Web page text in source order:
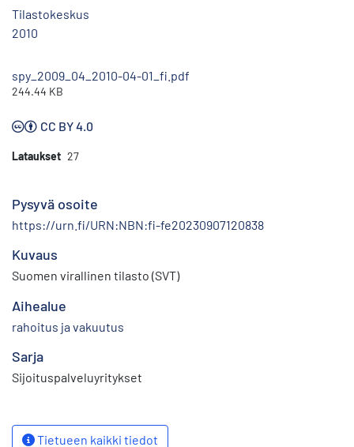
Tilastokeskus
2010
spy_2009_04_2010-04-01_fi.pdf
244.44 KB
CC BY 4.0
Lataukset 27
Pysyvä osoite
https://urn.fi/URN:NBN:fi-fe20230907120838
Kuvaus
Suomen virallinen tilasto (SVT)
Aihealue
rahoitus ja vakuutus
Sarja
Sijoituspalveluyritykset
Tietueen kaikki tiedot